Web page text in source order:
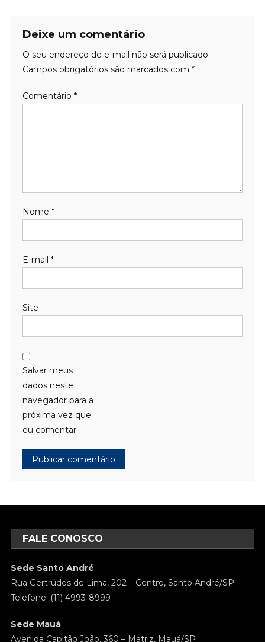
Deixe um comentário
O seu endereço de e-mail não será publicado.
Campos obrigatórios são marcados com *
Comentário *
Nome *
E-mail *
Site
Salvar meus
dados neste
navegador para a
próxima vez que
eu comentar.
FALE CONOSCO
Sede Santo André
Rua Gertrúdes de Lima, 202 – Centro, Santo André/SP
Telefone: (11) 4993-8999
Sede Mauá
Avenida Capitão João, 360 – Matriz, Mauá/SP